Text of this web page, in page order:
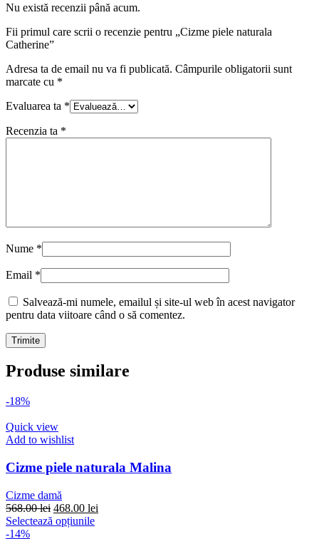
Nu există recenzii până acum.
Fii primul care scrii o recenzie pentru „Cizme piele naturala
Catherine”
Adresa ta de email nu va fi publicată. Câmpurile obligatorii sunt
marcate cu *
Evaluarea ta *
Recenzia ta *
Nume *
Email *
Salvează-mi numele, emailul și site-ul web în acest navigator
pentru data viitoare când o să comentez.
Produse similare
-18%
Quick view
Add to wishlist
Cizme piele naturala Malina
Cizme damă
568.00lei Prețul
inițial
468.00 lei
Selectează opțiunileAcest
-14%